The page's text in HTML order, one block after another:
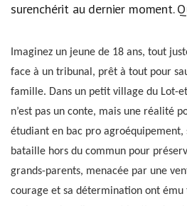
surenchérit au dernier moment.
Imaginez un jeune de 18 ans, tout
face à un tribunal, prêt à tout pour
famille. Dans un petit village du Lot-
n’est pas un conte, mais une réalité
étudiant en bac pro agroéquipement,
bataille hors du commun pour
grands-parents, menacée par une
courage et sa détermination ont